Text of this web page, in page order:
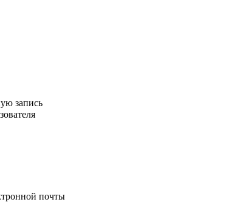
запись
почты